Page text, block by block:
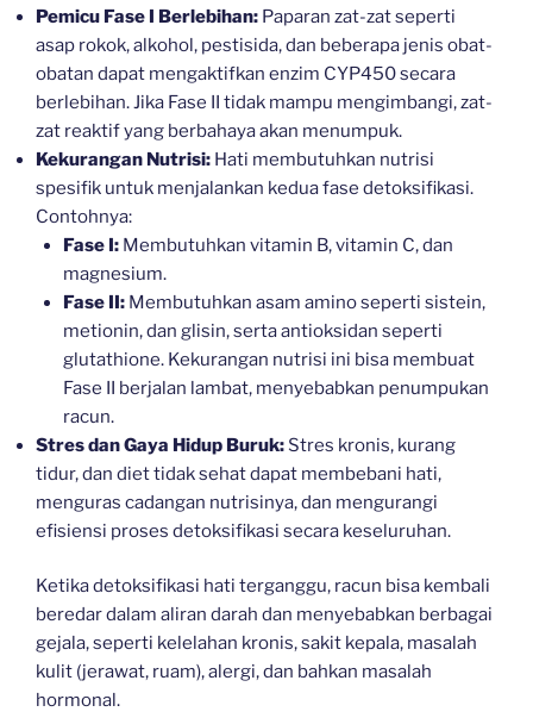
Pemicu Fase I Berlebihan: Paparan zat-zat seperti
asap rokok, alkohol, pestisida, dan beberapa jenis obat-
obatan dapat mengaktifkan enzim CYP450 secara
berlebihan. Jika Fase II tidak mampu mengimbangi, zat-
zat reaktif yang berbahaya akan menumpuk.
Kekurangan Nutrisi: Hati membutuhkan nutrisi
spesifik untuk menjalankan kedua fase detoksifikasi.
Contohnya:
Fase I:Membutuhkan vitamin B, vitamin C, dan
magnesium.
Fase II:Membutuhkan asam amino seperti sistein,
metionin, dan glisin, serta antioksidan seperti
glutathione. Kekurangan nutrisi ini bisa membuat
Fase II berjalan lambat, menyebabkan penumpukan
racun.
Stres dan Gaya Hidup Buruk: Stres kronis, kurang
tidur, dan diet tidak sehat dapat membebani hati,
menguras cadangan nutrisinya, dan mengurangi
efisiensi proses detoksifikasi secara keseluruhan.
Ketika detoksifikasi hati terganggu, racun bisa kembali
beredar dalam aliran darah dan menyebabkan berbagai
gejala, seperti kelelahan kronis, sakit kepala, masalah
kulit (jerawat, ruam), alergi, dan bahkan masalah
hormonal.